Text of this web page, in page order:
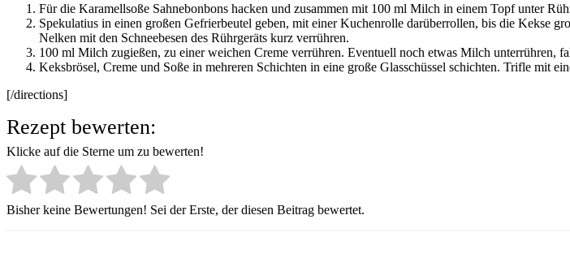
Für die Karamellsoße Sahnebonbons hacken und zusammen mit 100 ml Milch in einem Topf unter
Spekulatius in einen großen Gefrierbeutel geben, mit einer Kuchenrolle darüberrollen, bis die Kekse
Nelken mit den Schneebesen des Rührgeräts kurz verrühren.
100 ml Milch zugießen, zu einer weichen Creme verrühren. Eventuell noch etwas Milch unterrühren,
Keksbrösel, Creme und Soße in mehreren Schichten in eine große Glasschüssel schichten. Trifle mit
[/directions]
Rezept bewerten:
Klicke auf die Sterne um zu bewerten!
Bisher keine Bewertungen! Sei der Erste, der diesen Beitrag bewertet.